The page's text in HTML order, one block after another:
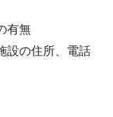
有無
設の住所、電話